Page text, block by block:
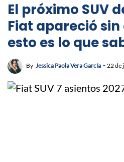
El próximo SUV
Fiat apareció
esto es lo que
By Jessica Paola Vera García 22 de